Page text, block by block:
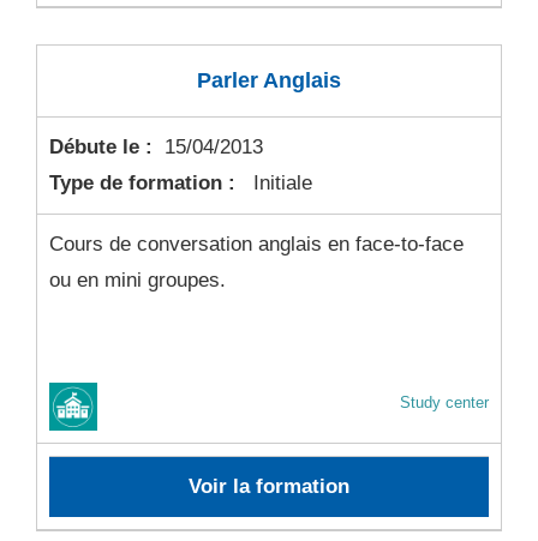
Parler Anglais
Débute le :
15/04/2013
Type de formation :
Initiale
Cours de conversation anglais en face-to-face
ou en mini groupes.
Study center
Voir la formation